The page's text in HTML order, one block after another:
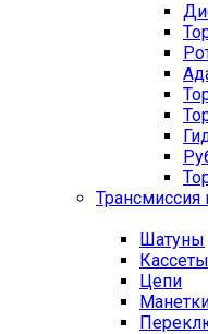
Трансмиссия
Шатуны
Кассеты
Цепи